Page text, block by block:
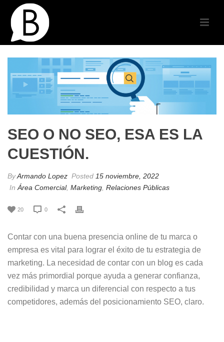
SEO O NO SEO, ESA ES LA
CUESTIÓN.
ByArmando Lopez Posted 15 noviembre, 2022
In Área Comercial, Marketing Relaciones Públicas
20 0
Contar con una buena presencia online de tu marca o
empresa es vital para lograr el éxito de tu estrategia de
marketing. La necesidad de contar con un blog es cada
vez más primordial porque ayuda a generar confianza,
credibilidad y marca un diferencial con respecto a tus
competidores, además del posicionamiento SEO, claro.